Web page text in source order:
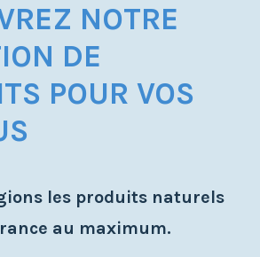
NOTRE
DE
POUR VOS
les produits naturels
au maximum.